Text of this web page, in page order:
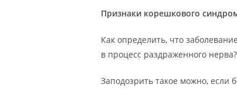
Признаки корешкового
Как определить, что
в процесс раздраженного нерва?
Заподозрить такое можно, если